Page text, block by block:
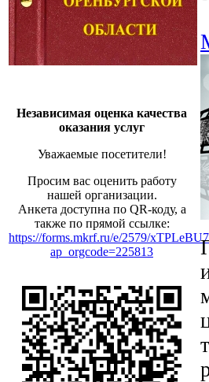
Независимая оценка качества
оказания услуг
Уважаемые посетители!
Просим вас оценить работу
нашей организации.
Анкета доступна по QR-коду, а
также по прямой ссылке:
https://forms.mkrf.ru/e/2579/
ap_orgcode=225813